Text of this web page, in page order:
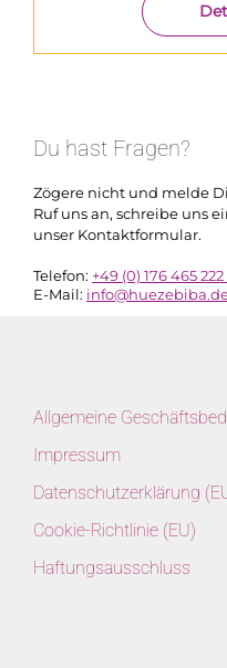
Du hast Fragen?
Zögere nicht und melde
Ruf uns an, schreibe uns
unser Kontaktformular.
Telefon: +49 (0) 176 465
E-Mail:
Allgemeine
Impressum
Datenschutzerklärung
Cookie-Richtlinie (EU)
Haftungsausschluss